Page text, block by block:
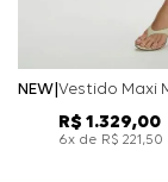
NEW
R$ 1 .329,00
6x de R$ 221 ,50